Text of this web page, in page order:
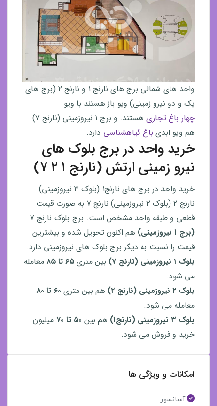
واحد های شمالی برج های نارنج ۱ و نارنج ۲ (برج های
یک و دو نیرو زمینی) ویو باز هستند با ویو
چهار باغ تجاری
هستند. و برج ۱ نیروزمینی (نارنج ۷)
هم ویو ابدی باغ گیاهشناسی دارد.
خرید واحد در برج بلوک های
نیرو زمینی ارتش (نارنج ۱ ۲ ۷)
خرید واحد در برج های نارنج۱ (بلوک ۳ نیروزمینی)
نارنج ۲ (بلوک ۲ نیروزمینی) نارنج ۷ به صورت قیمت
قطعی و طبقه واحد مشخص است. برج بلوک نارنج ۷
(برج ۱ نیروزمینی)
هم اکنون تحویل شده و بیشترین
قیمت را نسبت به دیگر برج بلوک های نیروزمینی دارد.
بلوک ۱ نیروزمینی (نارنج ۷)
بین متری ۶۵ تا ۸۵
معامله
می شود.
بلوک ۲ نیروزمینی (نارنج ۲)
هم بین متری ۶۰ تا ۸۰
معامله می شود.
بلوک ۳ نیروزمینی
(نارنج۱) هم بین ۵۰ تا ۷۰
میلیون
خرید و فروش می شود.
امکانات و ویژگی ها
آسانسور